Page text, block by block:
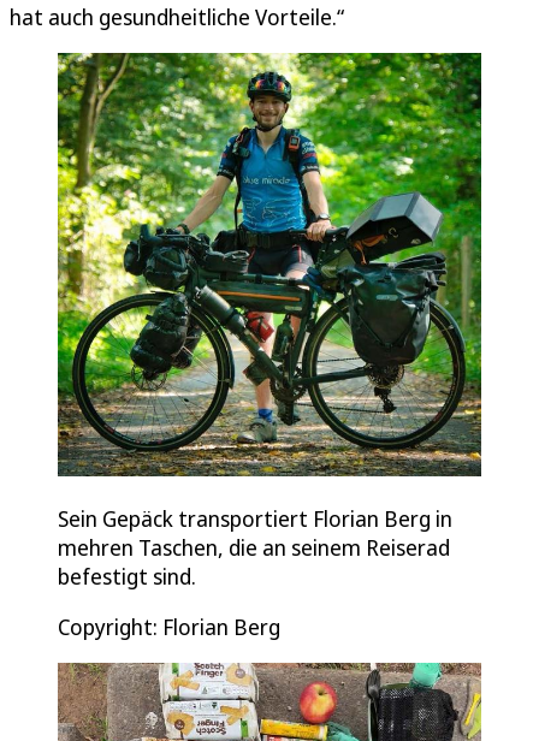
hat auch gesundheitliche Vorteile.“
Sein Gepäck transportiert Florian Berg in
mehren Taschen, die an seinem Reiserad
befestigt sind.
Copyright: Florian Berg